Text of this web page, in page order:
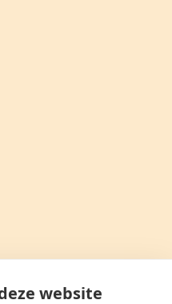
website